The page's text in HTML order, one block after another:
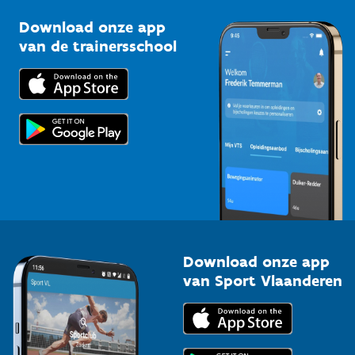
Bedrijven
Trainers en begeleiders
Topsporters
Kennisplatform
Downloads
Voor de pers
Download onze app
van de trainersschool
Download onze app
van Sport Vlaanderen